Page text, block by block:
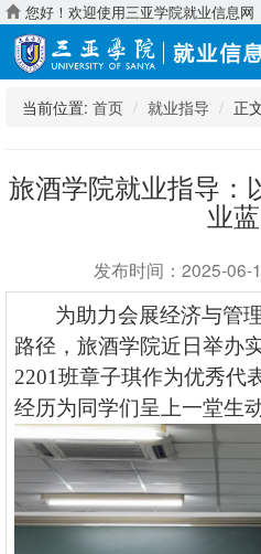
您好！欢迎使用三亚学院就业信息网
当前位置: 首页 就业指导 正
旅酒学院就业指导：
业
发布时间：2025-
为助力会展经济与管
路径，旅酒学院近日举办
2201班章子琪作为优秀代
经历为同学们呈上一堂生